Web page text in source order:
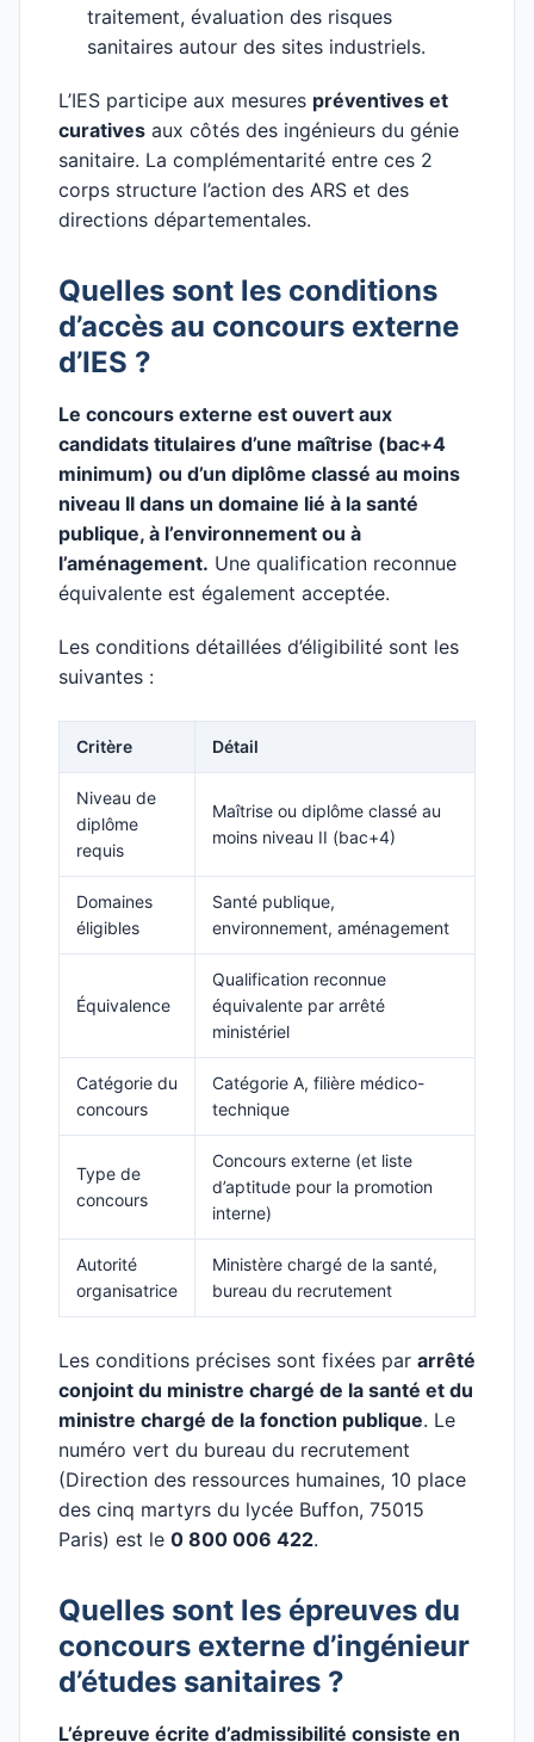
traitement, évaluation des risques
sanitaires autour des sites industriels.
L’IES participe aux mesures préventives et
curatives aux côtés des ingénieurs du génie
sanitaire. La complémentarité entre ces 2
corps structure l’action des ARS et des
directions départementales.
Quelles sont les conditions
d’accès au concours externe
d’IES ?
Le concours externe est ouvert aux
candidats titulaires d’une maîtrise (bac+4
minimum) ou d’un diplôme classé au moins
niveau II dans un domaine lié à la santé
publique, à l’environnement ou à
l’aménagement. Une qualification reconnue
équivalente est également acceptée.
Les conditions détaillées d’éligibilité sont les
suivantes :
Critère Détail
Niveau de
diplôme
requis
Maîtrise ou diplôme classé au
moins niveau II (bac+4)
Domaines
éligibles
Santé publique,
environnement, aménagement
Équivalence
Qualification reconnue
équivalente par arrêté
ministériel
Catégorie du
concours
Catégorie A, filière médico-
technique
Type de
concours
Concours externe (et liste
d’aptitude pour la promotion
interne)
Autorité
organisatrice
Ministère chargé de la santé,
bureau du recrutement
Les conditions précises sont fixées par arrêté
conjoint du ministre chargé de la santé et du
ministre chargé de la fonction publique. Le
numéro vert du bureau du recrutement
(Direction des ressources humaines, 10 place
des cinq martyrs du lycée Buffon, 75015
Paris) est le 0 800 006 422.
Quelles sont les épreuves du
concours externe d’ingénieur
d’études sanitaires ?
L’épreuve écrite d’admissibilité consiste en